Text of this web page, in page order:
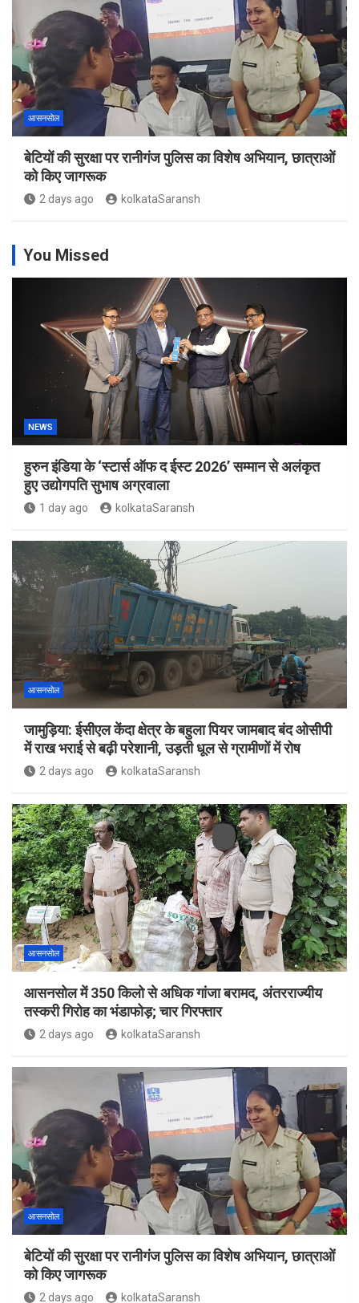
आसनसोल
बेटियों की सुरक्षा पर रानीगंज पुलिस का विशेष अभियान, छात्राओं
को किए जागरूक
2 days ago kolkataSaransh
You Missed
NEWS
हुरुन इंडिया के ‘स्टार्स ऑफ द ईस्ट 2026’ सम्मान से अलंकृत
हुए उद्योगपति सुभाष अग्रवाला
1 day ago kolkataSaransh
आसनसोल
जामुड़िया: ईसीएल केंदा क्षेत्र के बहुला पियर जामबाद बंद ओसीपी
में राख भराई से बढ़ी परेशानी, उड़ती धूल से ग्रामीणों में रोष
2 days ago kolkataSaransh
आसनसोल
आसनसोल में 350 किलो से अधिक गांजा बरामद, अंतरराज्यीय
तस्करी गिरोह का भंडाफोड़; चार गिरफ्तार
2 days ago kolkataSaransh
आसनसोल
बेटियों की सुरक्षा पर रानीगंज पुलिस का विशेष अभियान, छात्राओं
को किए जागरूक
2 days ago kolkataSaransh